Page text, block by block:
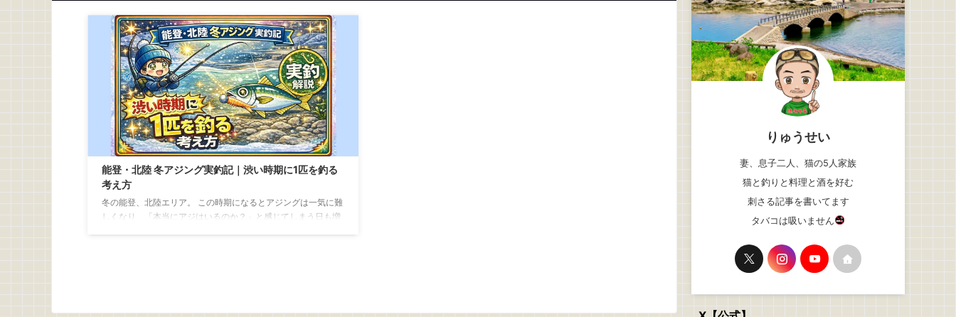
能登・北陸 冬アジング実釣記｜渋い時期に1匹を釣る
考え方
冬の能登、北陸エリア。 この時期になるとアジングは一気に難
しくなり、「本当にアジはいるのか？」と感じてしまう日も増
りゅうせい
妻、息子二人、猫の5人家族
猫と釣りと料理と酒を好む
刺さる記事を書いてます
タバコは吸いません